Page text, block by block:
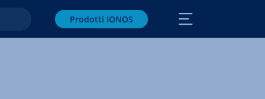
Prodotti IONOS